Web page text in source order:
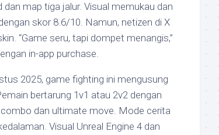
dan map tiga jalur. Visual memukau dan
skor 8.6/10. Namun, netizen di X
“Game seru, tapi dompet menangis,”
in-app purchase.
2025, game fighting ini mengusung
bertarung 1v1 atau 2v2 dengan
dan ultimate move. Mode cerita
Visual Unreal Engine 4 dan